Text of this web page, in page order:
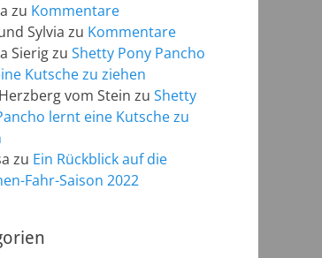
zu Kommentare
Sylvia zu Kommentare
Sierigzu Shetty Pony Pancho
Kutsche zu ziehen
vom Stein zu Shetty
lernt eine Kutsche zu
zu Ein Rückblick auf die
Fahr-Saison 2022